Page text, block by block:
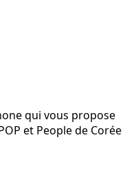
qui vous propose
et People de Corée